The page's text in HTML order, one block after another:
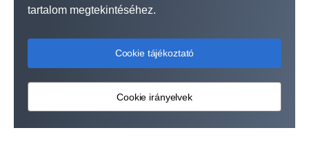
tartalom megtekintéséhez.
Cookie tájékoztató
Cookie irányelvek